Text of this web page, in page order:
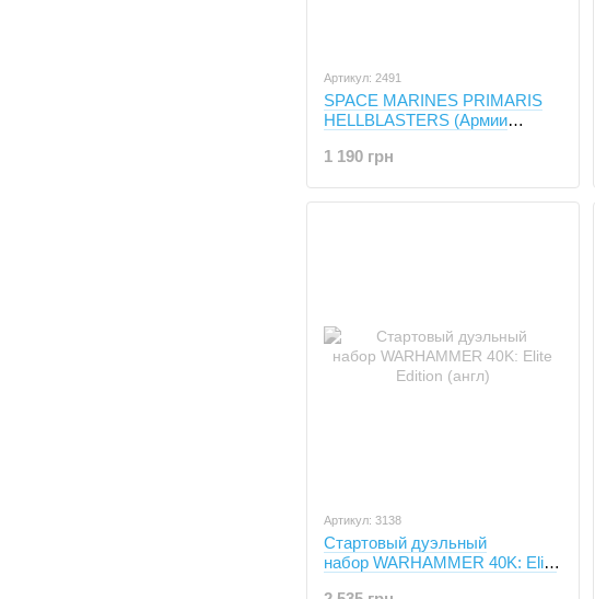
Артикул: 2491
SPACE MARINES PRIMARIS
HELLBLASTERS (Армии
10 миниатюр)
1 190 грн
Артикул: 3138
Стартовый дуэльный
набор WARHAMMER 40K: Elite